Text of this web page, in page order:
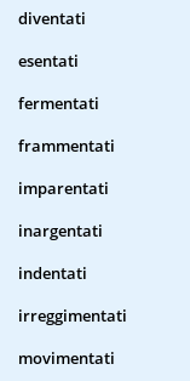
diventati
esentati
fermentati
frammentati
imparentati
inargentati
indentati
irreggimentati
movimentati